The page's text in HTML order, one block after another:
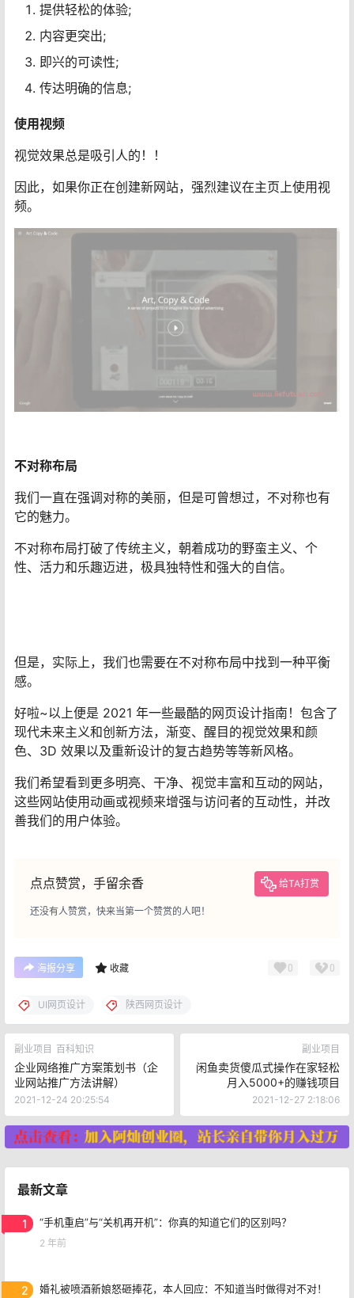
提供轻松的体验;
内容更突出;
即兴的可读性;
传达明确的信息;
使用视频
视觉效果总是吸引人的！！
因此，如果你正在创建新网站，强烈建议在主页上使用视
频。
不对称布局
我们一直在强调对称的美丽，但是可曾想过，不对称也有
它的魅力。
不对称布局打破了传统主义，朝着成功的野蛮主义、个
性、活力和乐趣迈进，极具独特性和强大的自信。
但是，实际上，我们也需要在不对称布局中找到一种平衡
感。
好啦~以上便是 2021 年一些最酷的网页设计指南！包含了
现代未来主义和创新方法，渐变、醒目的视觉效果和颜
色、3D 效果以及重新设计的复古趋势等等新风格。
我们希望看到更多明亮、干净、视觉丰富和互动的网站，
这些网站使用动画或视频来增强与访问者的互动性，并改
善我们的用户体验。
点点赞赏，手留余香 给TA打赏
还没有人赞赏，快来当第一个赞赏的人吧！
海报分享 收藏 0 0
UI网页设计 陕西网页设计
副业项目 百科知识
企业网络推广方案策划书（企
业网站推广方法讲解）
2021-12-24 20:25:54
副业项目
闲鱼卖货傻瓜式操作在家轻松
月入5000+的赚钱项目
2021-12-27 2:18:06
最新文章
1 “手机重启”与“关机再开机”：你真的知道它们的区别吗？
2 年前
2
婚礼被喷酒新娘怒砸捧花，本人回应：不知道当时做得对不对！